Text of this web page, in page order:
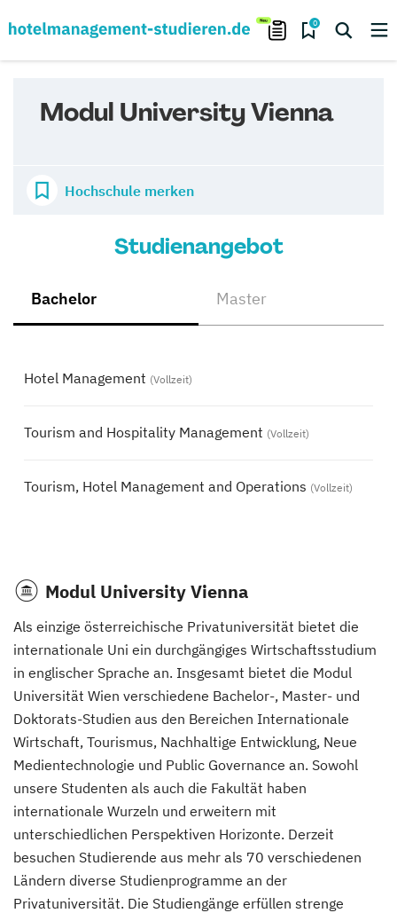
0
Modul University Vienna
Hochschule merken
Studienangebot
Bachelor Master
Hotel Management (Vollzeit)
Tourism and Hospitality Management (Vollzeit)
Tourism, Hotel Management and Operations (Vollzeit)
Modul University Vienna
Als einzige österreichische Privatuniversität bietet die
internationale Uni ein durchgängiges Wirtschaftsstudium
in englischer Sprache an. Insgesamt bietet die Modul
Universität Wien verschiedene Bachelor-, Master- und
Doktorats-Studien aus den Bereichen Internationale
Wirtschaft, Tourismus, Nachhaltige Entwicklung, Neue
Medientechnologie und Public Governance an. Sowohl
unsere Studenten als auch die Fakultät haben
internationale Wurzeln und erweitern mit
unterschiedlichen Perspektiven Horizonte. Derzeit
besuchen Studierende aus mehr als 70 verschiedenen
Ländern diverse Studienprogramme an der
Privatuniversität. Die Studiengänge erfüllen strenge